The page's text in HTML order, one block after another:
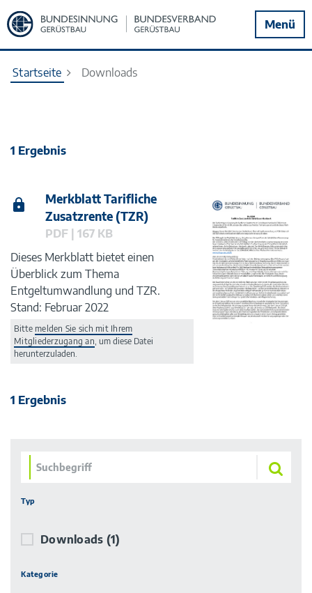
Zur
Startseite
Menü
Startseite Downloads
1 Ergebnis
Merkblatt Tarifliche
Zusatzrente (TZR)
PDF | 167 KB
Dieses Merkblatt bietet einen
Überblick zum Thema
Entgeltumwandlung und TZR.
Stand: Februar 2022
Bitte melden Sie sich mit Ihrem
Mitgliederzugang an, um diese Datei
herunterzuladen.
1 Ergebnis
Typ
Downloads (1)
Kategorie